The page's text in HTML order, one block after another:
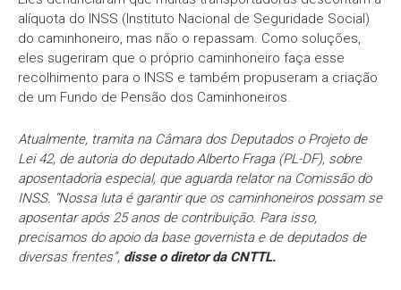
alíquota do INSS (Instituto Nacional de Seguridade Social)
do caminhoneiro, mas não o repassam. Como soluções,
eles sugeriram que o próprio caminhoneiro faça esse
recolhimento para o INSS e também propuseram a criação
de um Fundo de Pensão dos Caminhoneiros.
Atualmente, tramita na Câmara dos Deputados o Projeto de
Lei 42, de autoria do deputado Alberto Fraga (PL-DF), sobre
aposentadoria especial, que aguarda relator na Comissão do
INSS. “Nossa luta é garantir que os caminhoneiros possam se
aposentar após 25 anos de contribuição. Para isso,
precisamos do apoio da base governista e de deputados de
diversas frentes”, disse o diretor da CNTTL.